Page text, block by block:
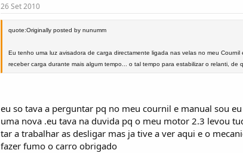
26 Set 2010
quote:Originally posted by nunumm
Eu tenho uma luz avisadora de carga directamente ligada nas velas no meu
receber carga durante mais algum tempo... o tal tempo para estabilizar o relanti, de
eu so tava a perguntar pq no meu cournil e manual sou
uma nova .eu tava na duvida pq o meu motor 2.3 levou
tar a trabalhar as desligar mas ja tive a ver aqui e o
fazer fumo o carro obrigado